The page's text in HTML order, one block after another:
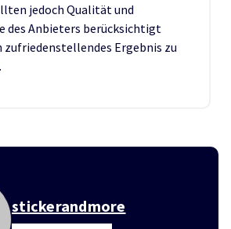
jedoch Qualität und
des Anbieters berücksichtigt
zufriedenstellendes Ergebnis zu
stickerandmore